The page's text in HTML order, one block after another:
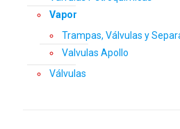
Vapor
Trampas, Válvulas y
Valvulas Apollo
Válvulas